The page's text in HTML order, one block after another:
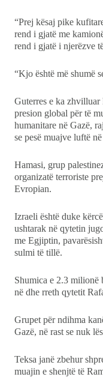
“Prej kësaj pike
rend i gjatë me
rend i gjatë i njerëzve
“Kjo është më shumë
Guterres e ka
presion global për të
humanitare në Gazë,
se pesë muajve luftë
Hamasi, grup
organizatë terroriste
Evropian.
Izraeli është duke
ushtarak në qytetin
me Egjiptin,
sulmi të tillë.
Shumica e 2.3 milionë
në dhe rreth qytetit
Grupet për ndihma
Gazë, në rast se nuk
Teksa janë zbehur
muajin e shenjtë të